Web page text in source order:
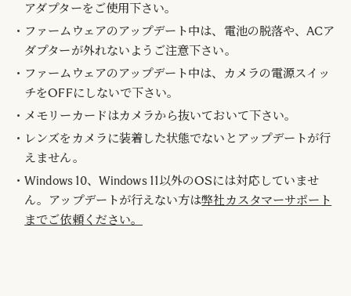
アダプターをご使用下さい。
ファームウェアのアップデート中は、電池の脱落や、ACア
ダプターが外れないようご注意下さい。
ファームウェアのアップデート中は、カメラの電源スイッ
チをOFFにしないで下さい。
メモリーカードはカメラから抜いておいて下さい。
レンズをカメラに装着した状態でないとアップデートが行
えません。
Windows 10、Windows 11以外のOSには対応していませ
ん。アップデートが行えない方は弊社カスタマーサポート
までご依頼ください。